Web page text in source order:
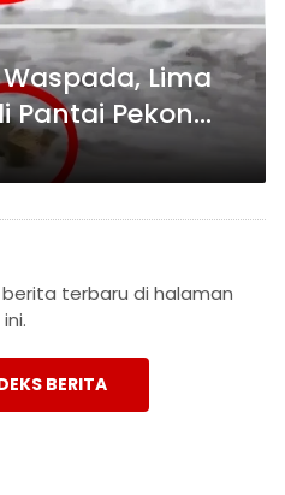
Lima
Pantai Pekon
terbaru di halaman
ini.
BERITA